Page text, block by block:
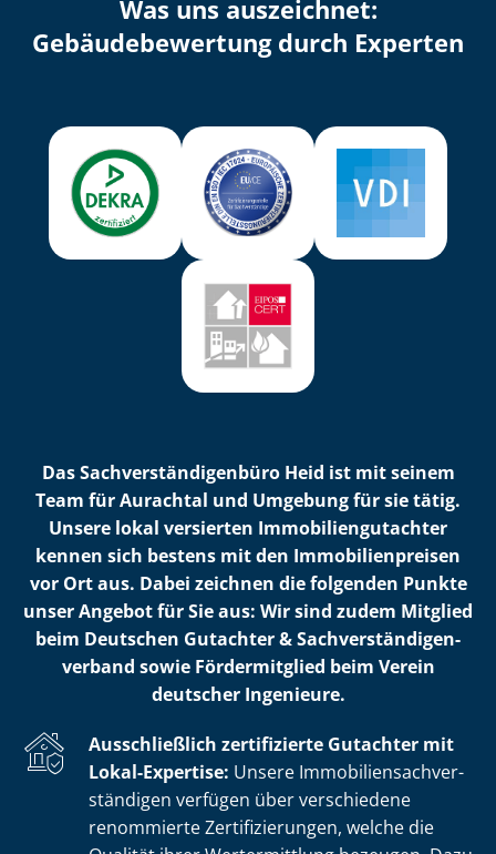
Was uns auszeichnet:
Ge­bäu­de­be­wer­tung durch Experten
Das Sach­ver­stän­di­gen­bü­ro Heid ist mit seinem
Team für Aurachtal und Umgebung für sie tätig.
Unsere lokal versierten Im­mo­bi­li­en­gut­ach­ter
kennen sich bestens mit den Im­mo­bi­li­en­prei­sen
vor Ort aus. Dabei zeichnen die folgenden Punkte
unser Angebot für Sie aus: Wir sind zudem Mitglied
beim Deutschen Gutachter & Sach­ver­stän­di­gen­
ver­band sowie Fördermitglied beim Verein
deutscher Ingenieure.
Ausschließlich zertifizierte Gutachter mit
Lokal-Expertise: Unsere Im­mo­bi­li­en­sach­ver­
stän­di­gen verfügen über verschiedene
renommierte Zer­ti­fi­zie­run­gen, welche die